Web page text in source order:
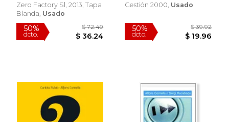
Zero Factory Sl, 2013, Tapa
Blanda, Usado
Gestión 2000, Usado